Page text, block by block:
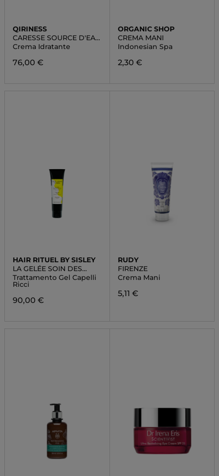
QIRINESS
CARESSE SOURCE D'EAU
RICHE
Crema Idratante
76,00 €
ORGANIC SHOP
CREMA MANI
Indonesian Spa
2,30 €
HAIR RITUEL BY SISLEY
LA GELÉE SOIN DES
BOUCLES
Trattamento Gel Capelli
Ricci
90,00 €
RUDY
FIRENZE
Crema Mani
5,11 €